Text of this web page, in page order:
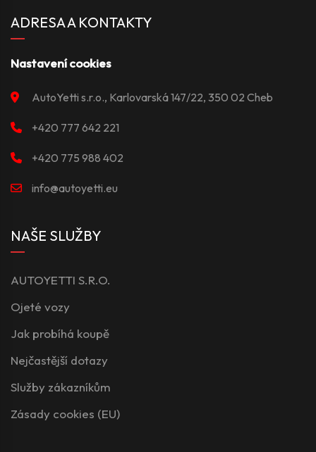
ADRESA A KONTAKTY
Nastavení cookies
AutoYetti s.r.o., Karlovarská 147/22, 350 02 Cheb
+420 777 642 221
+420 775 988 402
info@autoyetti.eu
NAŠE SLUŽBY
AUTOYETTI S.R.O.
Ojeté vozy
Jak probíhá koupě
Nejčastější dotazy
Služby zákazníkům
Zásady cookies (EU)